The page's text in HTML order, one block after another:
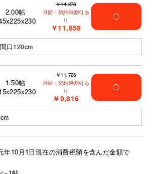
2.00帖
￥14,278
月額・契約時割引あ
り
￥11,858
◯
口120cm
1.50帖
￥11,726
月額・契約時割引あ
り
￥9,816
◯
年10月1日現在の消費税額を含んだ金額で